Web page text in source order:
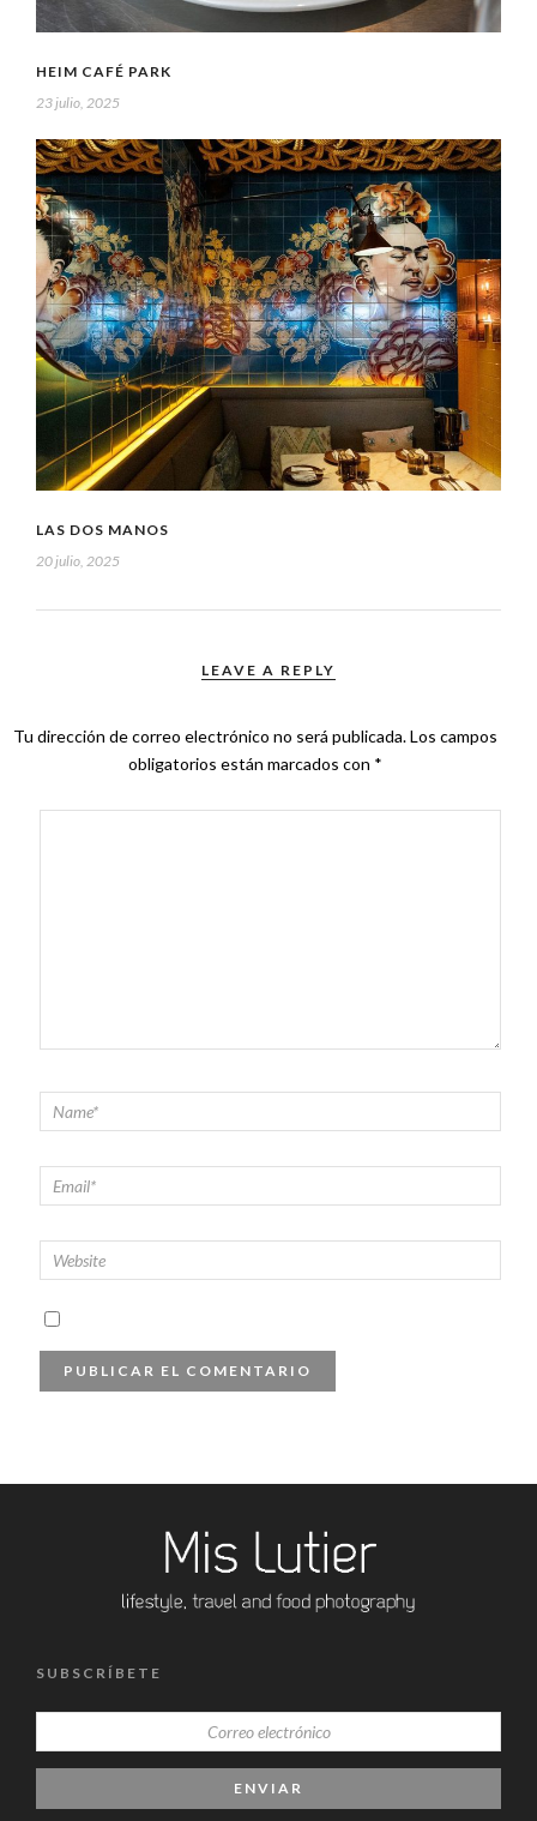
HEIM CAFÉ PARK
23 julio, 2025
LAS DOS MANOS
20 julio, 2025
LEAVE A REPLY
Tu dirección de correo electrónico no será publicada.Los campos
obligatorios están marcados con *
SUBSCRÍBETE